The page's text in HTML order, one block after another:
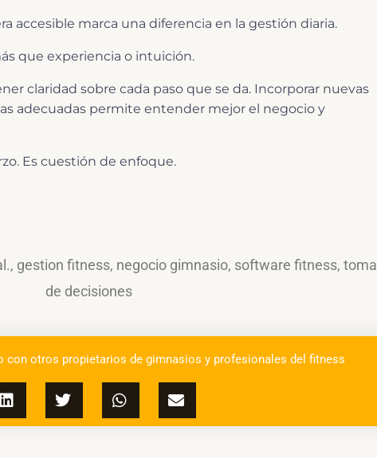
accesible marca una diferencia en la gestión diaria.
que experiencia o intuición.
claridad sobre cada paso que se da. Incorporar nuevas
adecuadas permite entender mejor el negocio y
Es cuestión de enfoque.
, gestion fitness, negocio gimnasio, software fitness, toma
de decisiones
otros propietarios de gimnasios y profesionales del fitness